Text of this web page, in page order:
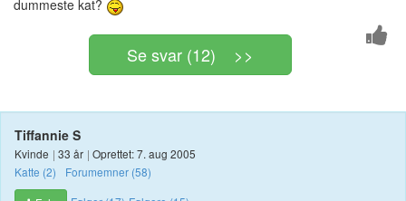
dummeste kat?
Se svar (12) >>
Tiffannie S
Kvinde | 33 år | Oprettet: 7. aug 2005
Katte (2)
Forumemner (58)